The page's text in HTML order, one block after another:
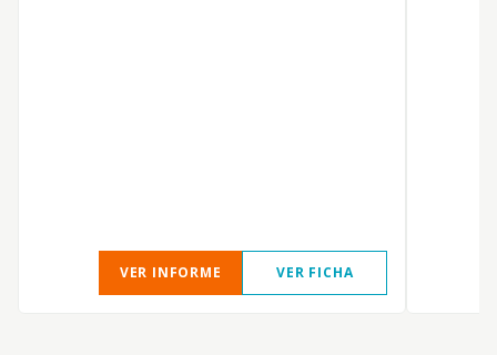
VER INFORME VER FICHA